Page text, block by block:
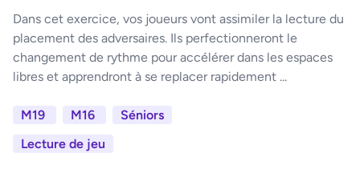
Dans cet exercice, vos joueurs vont assimiler la lecture du
placement des adversaires. Ils perfectionneront le
changement de rythme pour accélérer dans les espaces
libres et apprendront à se replacer rapidement ...
M19 M16
Séniors
Lecture de jeu